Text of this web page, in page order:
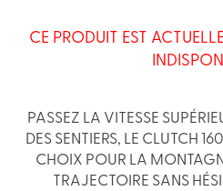
CE PRODUIT EST
PASSEZ LA VITESSE
DES SENTIERS, LE CLUTCH
CHOIX POUR LA
TRAJECTOIRE SANS